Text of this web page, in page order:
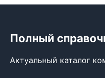
Полный
Актуальный каталог